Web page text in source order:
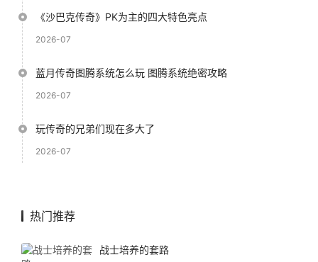
《沙巴克传奇》PK为主的四大特色亮点
2026-07
蓝月传奇图腾系统怎么玩 图腾系统绝密攻略
2026-07
玩传奇的兄弟们现在多大了
2026-07
热门推荐
战士培养的套路